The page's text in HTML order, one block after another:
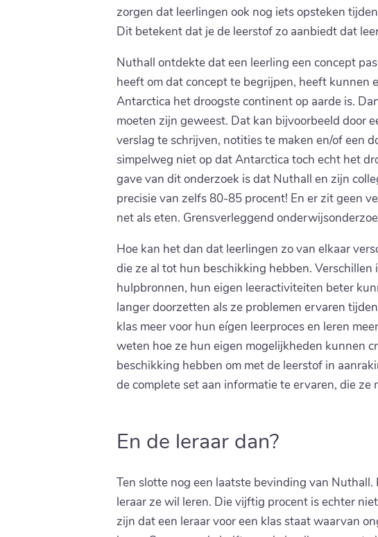
zorgen dat leerlingen ook nog iets opsteken
Dit betekent dat je de leerstof zo aanbiedt dat
Nuthall ontdekte dat een leerling een concept
heeft om dat concept te begrijpen, heeft kunnen
Antarctica het droogste continent op aarde is.
moeten zijn geweest. Dat kan bijvoorbeeld door
verslag te schrijven, notities te maken en/of een
simpelweg niet op dat Antarctica toch echt het
gave van dit onderzoek is dat Nuthall en zijn
precisie van zelfs 80-85 procent! En er zit geen
net als eten. Grensverleggend
Hoe kan het dan dat leerlingen zo van elkaar
die ze al tot hun beschikking hebben.
hulpbronnen, hun eigen leeractiviteiten beter
langer doorzetten als ze problemen ervaren
klas meer voor hun eígen leerproces en leren
weten hoe ze hun eigen mogelijkheden kunnen
beschikking hebben om met de leerstof in
de complete set aan informatie te ervaren, die ze
En de leraar dan?
Ten slotte nog een laatste bevinding van
leraar ze wil leren. Die vijftig procent is echter
zijn dat een leraar voor een klas staat waarvan